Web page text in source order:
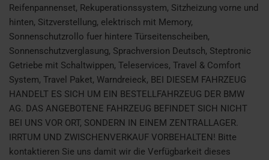
Reifenpannenset, Rekuperationssystem, Sitzheizung vorne und
hinten, Sitzverstellung, elektrisch mit Memory,
Sonnenschutzrollo fuer hintere Türseitenscheiben,
Sonnenschutzverglasung, Sprachversion Deutsch, Steptronic
Getriebe mit Schaltwippen, Teleservices, Travel & Comfort
System, Travel Paket, Warndreieck, BEI DIESEM FAHRZEUG
HANDELT ES SICH UM EIN BESTELLFAHRZEUG DER BMW
AG. DAS ANGEBOTENE FAHRZEUG BEFINDET SICH NICHT
BEI UNS VOR ORT, SONDERN IN EINEM ZENTRALLAGER.
IRRTUM UND ZWISCHENVERKAUF VORBEHALTEN! Bitte
kontaktieren Sie uns damit wir die Verfügbarkeit dieses